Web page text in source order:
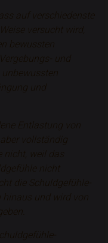
auf verschiedenste
versucht wird,
bewussten
und
und
Entlastung von
vollständig
weil das
nicht
die Schuldgefühle-
und wird von